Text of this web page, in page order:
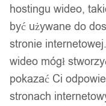
hostingu wideo,
być używane do
stronie
wideo mógł
pokazać Ci
stronach